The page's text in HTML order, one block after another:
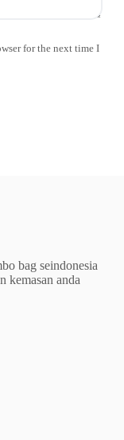
for the next time I
bag seindonesia
kemasan anda